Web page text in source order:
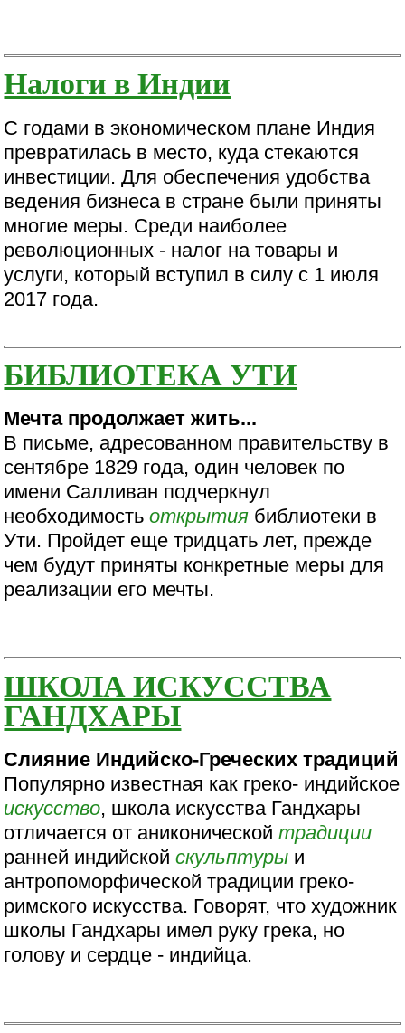
Налоги в Индии
С годами в экономическом плане Индия
превратилась в место, куда стекаются
инвестиции. Для обеспечения удобства
ведения бизнеса в стране были приняты
многие меры. Среди наиболее
революционных - налог на товары и
услуги, который вступил в силу с 1 июля
2017 года.
БИБЛИОТЕКА УТИ
Мечта продолжает жить...
В письме, адресованном правительству в
сентябре 1829 года, один человек по
имени Салливан подчеркнул
необходимостьоткрытия библиотеки в
Ути. Пройдет еще тридцать лет, прежде
чем будут приняты конкретные меры для
реализации его мечты.
ШКОЛА ИСКУССТВА
ГАНДХАРЫ
Слияние Индийско-Греческих традиций
Популярно известная как греко- индийское
искусство, школа искусства Гандхары
отличается от аниконическойтрадиции
ранней индийскойскульптуры и
антропоморфической традиции греко-
римского искусства. Говорят, что художник
школы Гандхары имел руку грека, но
голову и сердце - индийца.